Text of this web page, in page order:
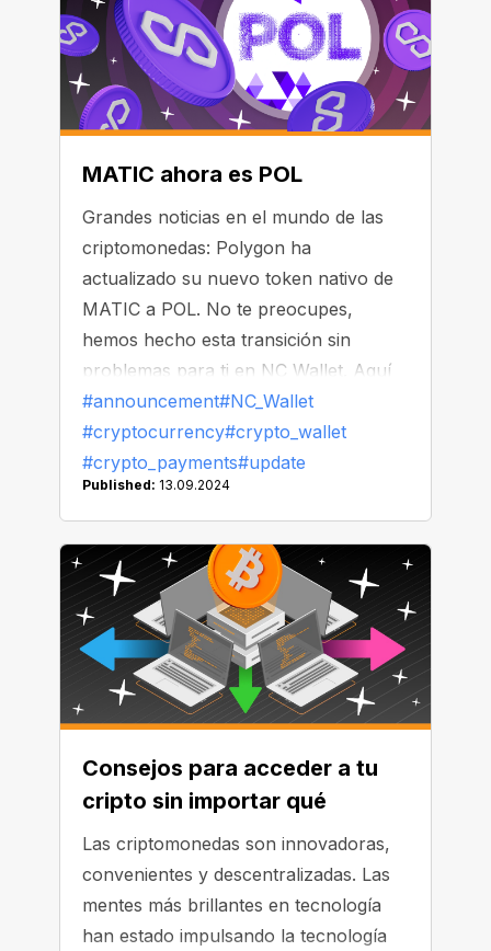
MATIC ahora es POL
Grandes noticias en el mundo de las
criptomonedas: Polygon ha
actualizado su nuevo token nativo de
MATIC a POL. No te preocupes,
hemos hecho esta transición sin
problemas para ti en NC Wallet. Aquí
está todo lo que necesitas saber.
#announcement#NC_Wallet
#cryptocurrency#crypto_wallet
#crypto_payments#update
Published: 13.09.2024
Consejos para acceder a tu
cripto sin importar qué
Las criptomonedas son innovadoras,
convenientes y descentralizadas. Las
mentes más brillantes en tecnología
han estado impulsando la tecnología